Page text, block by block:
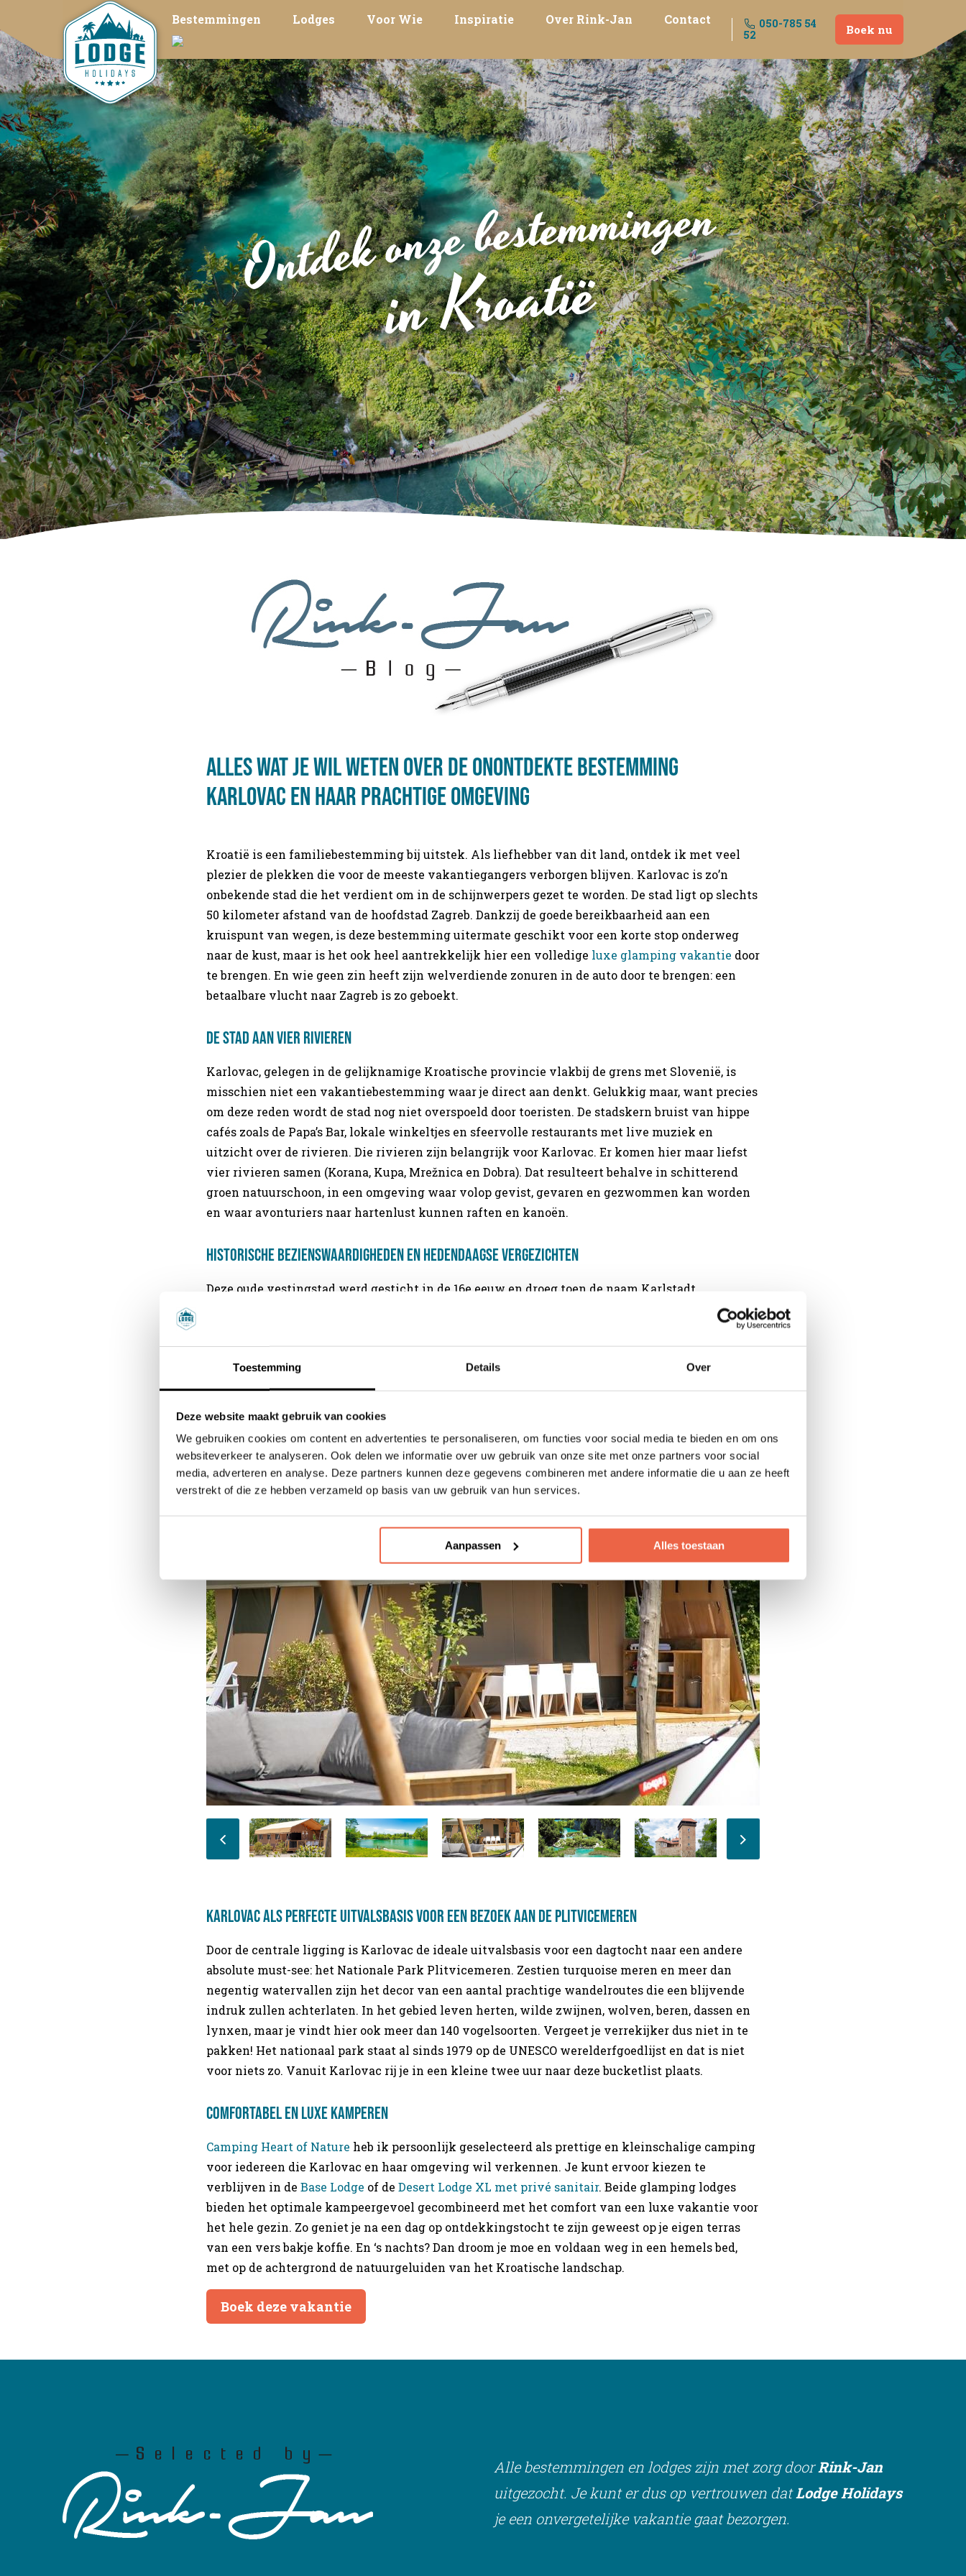
Toestemming Details Over
Deze website maakt gebruik van cookies
We gebruiken cookies om content en advertenties te personaliseren, om functies voor social media te bieden en om ons
websiteverkeer te analyseren. Ook delen we informatie over uw gebruik van onze site met onze partners voor social
media, adverteren en analyse. Deze partners kunnen deze gegevens combineren met andere informatie die u aan ze heeft
verstrekt of die ze hebben verzameld op basis van uw gebruik van hun services.
Aanpassen Alles toestaan
Bestemmingen Lodges Voor Wie Inspiratie Over Rink-Jan Contact
050-785 54
52
Boek nu
Alles wat je wil weten over de onontdekte bestemming
Karlovac en haar prachtige omgeving
Kroatië is een familiebestemming bij uitstek. Als liefhebber van dit land, ontdek ik met veel
plezier de plekken die voor de meeste vakantiegangers verborgen blijven. Karlovac is zo’n
onbekende stad die het verdient om in de schijnwerpers gezet te worden. De stad ligt op slechts
50 kilometer afstand van de hoofdstad Zagreb. Dankzij de goede bereikbaarheid aan een
kruispunt van wegen, is deze bestemming uitermate geschikt voor een korte stop onderweg
naar de kust, maar is het ook heel aantrekkelijk hier een volledige luxe glamping vakantie door
te brengen. En wie geen zin heeft zijn welverdiende zonuren in de auto door te brengen: een
betaalbare vlucht naar Zagreb is zo geboekt.
De stad aan vier rivieren
Karlovac, gelegen in de gelijknamige Kroatische provincie vlakbij de grens met Slovenië, is
misschien niet een vakantiebestemming waar je direct aan denkt. Gelukkig maar, want precies
om deze reden wordt de stad nog niet overspoeld door toeristen. De stadskern bruist van hippe
cafés zoals de Papa’s Bar, lokale winkeltjes en sfeervolle restaurants met live muziek en
uitzicht over de rivieren. Die rivieren zijn belangrijk voor Karlovac. Er komen hier maar liefst
vier rivieren samen (Korana, Kupa, Mrežnica en Dobra). Dat resulteert behalve in schitterend
groen natuurschoon, in een omgeving waar volop gevist, gevaren en gezwommen kan worden
en waar avonturiers naar hartenlust kunnen raften en kanoën.
Historische bezienswaardigheden en hedendaagse vergezichten
Deze oude vestingstad werd gesticht in de 16e eeuw en droeg toen de naam Karlstadt.
Inmiddels is het uitgegroeid tot een industriestad die, na de oorlog met Servië in de jaren
negentig, zichzelf opnieuw heeft uitgevonden maar nog altijd geschiedenis ademt. Je vindt er
parken om lekker te relaxen, een stadsmuseum, een militair museum, de kerk Presveto
Trojstvo, zoetwatervissen in aquarium Aquatika, stadstheater Zorin Dom en een aantal
interessante galeries. De belangrijkste bezienswaardigheid is het oude kasteel Dubovac uit de
13e eeuw. Vanaf de toren heb je een adembenemend uitzicht over de stad en omgeving dat je
"Door de centrale ligging is het een perfecte uitvalsbasis voor een
andere absolute must-see: het Nationale Park Plitvicemeren."
Karlovac als perfecte uitvalsbasis voor een bezoek aan de Plitvicemeren
Door de centrale ligging is Karlovac de ideale uitvalsbasis voor een dagtocht naar een andere
absolute must-see: het Nationale Park Plitvicemeren. Zestien turquoise meren en meer dan
negentig watervallen zijn het decor van een aantal prachtige wandelroutes die een blijvende
indruk zullen achterlaten. In het gebied leven herten, wilde zwijnen, wolven, beren, dassen en
lynxen, maar je vindt hier ook meer dan 140 vogelsoorten. Vergeet je verrekijker dus niet in te
pakken! Het nationaal park staat al sinds 1979 op de UNESCO werelderfgoedlijst en dat is niet
voor niets zo. Vanuit Karlovac rij je in een kleine twee uur naar deze bucketlist plaats.
Comfortabel en luxe kamperen
Camping Heart of Nature heb ik persoonlijk geselecteerd als prettige en kleinschalige camping
voor iedereen die Karlovac en haar omgeving wil verkennen. Je kunt ervoor kiezen te
verblijven in de Base Lodge of de Desert Lodge XL met privé sanitair. Beide glamping lodges
bieden het optimale kampeergevoel gecombineerd met het comfort van een luxe vakantie voor
het hele gezin. Zo geniet je na een dag op ontdekkingstocht te zijn geweest op je eigen terras
van een vers bakje koffie. En ‘s nachts? Dan droom je moe en voldaan weg in een hemels bed,
met op de achtergrond de natuurgeluiden van het Kroatische landschap.
Boek deze vakantie
Alle bestemmingen en lodges zijn met zorg doorRink-Jan
uitgezocht. Je kunt er dus op vertrouwen datLodge Holidays
je een onvergetelijke vakantie gaat bezorgen.